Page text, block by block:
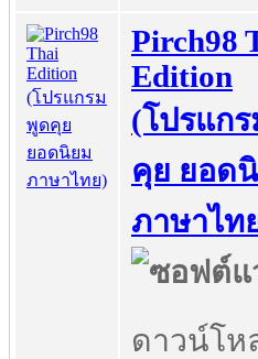
Pirch98
Edition
(โปรแก
คุย ยอด
ภาษาไท
ดาวน์โห